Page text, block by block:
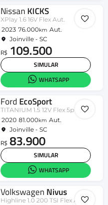
Nissan KICKS
XPlay 1.6 16V Flex Aut.
2023 76.000km Aut.
Joinville - SC
R$ 109.500
SIMULAR
WHATSAPP
Ford EcoSport
TITANIUM 1.5 12V Flex 5p Aut.
2020 81.000km Aut.
Joinville - SC
R$ 83.900
SIMULAR
WHATSAPP
Volkswagen Nivus
Highline 1.0 200 TSI Flex Aut.